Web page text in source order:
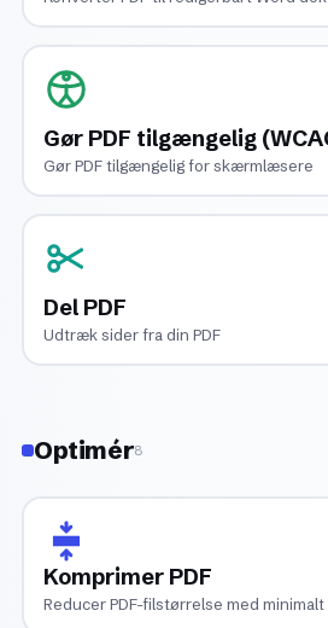
Gør PDF tilgængelig
Gør PDF tilgængelig for skærmlæsere
Del PDF
Udtræk sider fra din PDF
Optimér8
Komprimer PDF
Reducer PDF-filstørrelse med